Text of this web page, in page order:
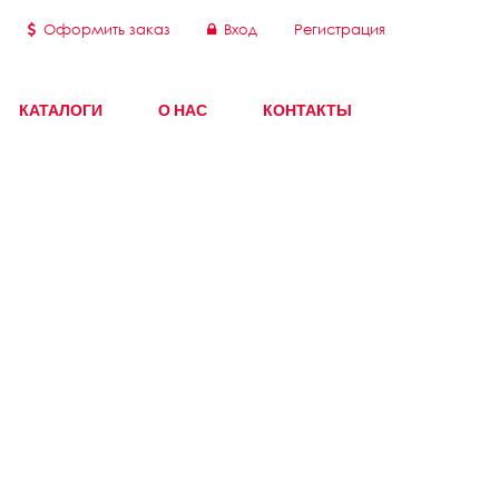
Оформить заказ Вход Регистрация
КАТАЛОГИ О НАС КОНТАКТЫ